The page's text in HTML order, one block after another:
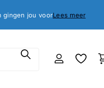
geld terug garantieLees meer